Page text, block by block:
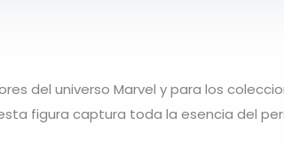
del universo Marvel y para los
figura captura toda la esencia del